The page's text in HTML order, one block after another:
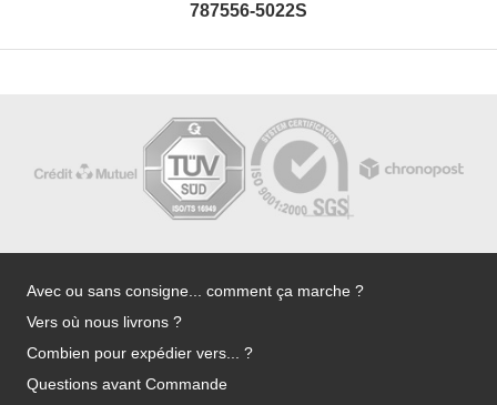
787556-5022S
Avec ou sans consigne... comment ça marche ?
Vers où nous livrons ?
Combien pour expédier vers... ?
Questions avant Commande